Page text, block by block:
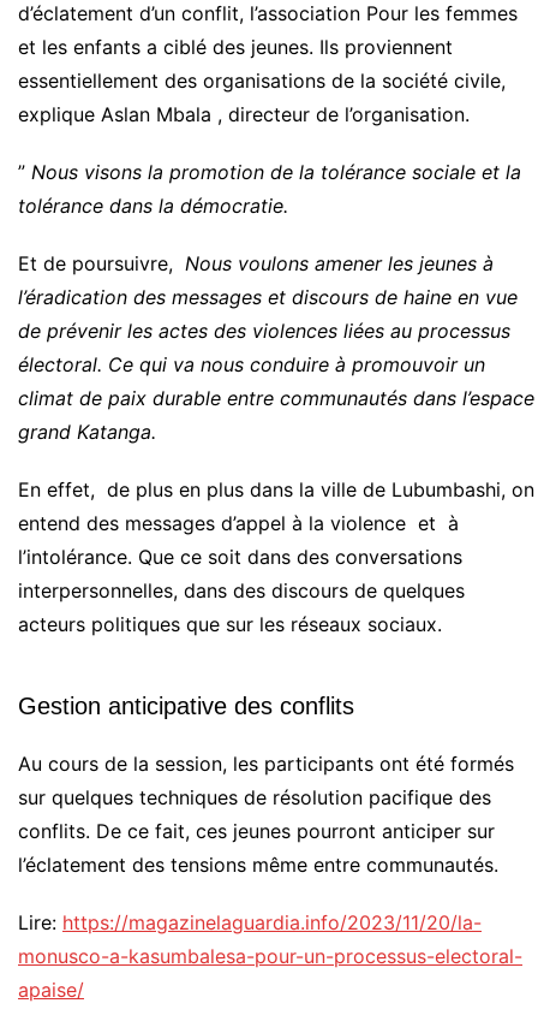
d’éclatement d’un conflit, l’association Pour les femmes
et les enfants a ciblé des jeunes. Ils proviennent
essentiellement des organisations de la société civile,
explique Aslan Mbala , directeur de l’organisation.
” Nous visons la promotion de la tolérance sociale et la
tolérance dans la démocratie.
Et de poursuivre, Nous voulons amener les jeunes à
l’éradication des messages et discours de haine en vue
de prévenir les actes des violences liées au processus
électoral. Ce qui va nous conduire à promouvoir un
climat de paix durable entre communautés dans l’espace
grand Katanga.
En effet, de plus en plus dans la ville de Lubumbashi, on
entend des messages d’appel à la violence et à
l’intolérance. Que ce soit dans des conversations
interpersonnelles, dans des discours de quelques
acteurs politiques que sur les réseaux sociaux.
Gestion anticipative des conflits
Au cours de la session, les participants ont été formés
sur quelques techniques de résolution pacifique des
conflits. De ce fait, ces jeunes pourront anticiper sur
l’éclatement des tensions même entre communautés.
Lire: https://magazinelaguardia.info/2023/11/20/la-
monusco-a-kasumbalesa-pour-un-processus-electoral-
apaise/